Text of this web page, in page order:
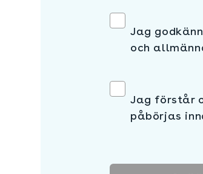
Jag
och
Jag förstår
påbörjas